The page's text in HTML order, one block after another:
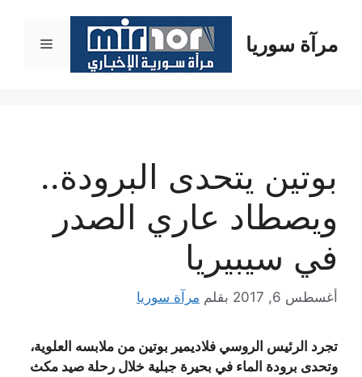
المحتوىمرآة سوريا القائمة
بوتين يتحدى البرودة..
ويصطاد عاري الصدر
في سيبيريا
أغسطس 6, 2017 بقلم مرآة سوريا
تجرد الرئيس الروسي فلاديمير بوتين من ملابسه العلوية،
وتحدى برودة الماء في بحيرة جبلية خلال رحلة صيد مكث